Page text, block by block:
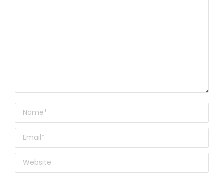
Name *
Email *
Website